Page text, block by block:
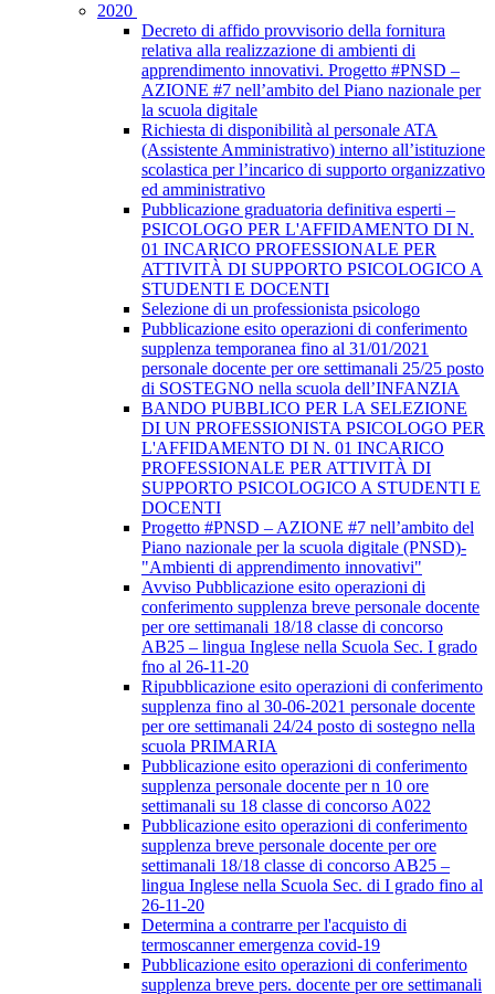
2020
Decreto di affido provvisorio della fornitura
relativa alla realizzazione di ambienti di
apprendimento innovativi. Progetto #PNSD –
AZIONE #7 nell’ambito del Piano nazionale per
la scuola digitale
Richiesta di disponibilità al personale ATA
(Assistente Amministrativo) interno all’istituzione
scolastica per l’incarico di supporto organizzativo
ed amministrativo
Pubblicazione graduatoria definitiva esperti –
PSICOLOGO PER L'AFFIDAMENTO DI N.
01 INCARICO PROFESSIONALE PER
ATTIVITÀ DI SUPPORTO PSICOLOGICO A
STUDENTI E DOCENTI
Selezione di un professionista psicologo
Pubblicazione esito operazioni di conferimento
supplenza temporanea fino al 31/01/2021
personale docente per ore settimanali 25/25 posto
di SOSTEGNO nella scuola dell’INFANZIA
BANDO PUBBLICO PER LA SELEZIONE
DI UN PROFESSIONISTA PSICOLOGO PER
L'AFFIDAMENTO DI N. 01 INCARICO
PROFESSIONALE PER ATTIVITÀ DI
SUPPORTO PSICOLOGICO A STUDENTI E
DOCENTI
Progetto #PNSD – AZIONE #7 nell’ambito del
Piano nazionale per la scuola digitale (PNSD)-
"Ambienti di apprendimento innovativi"
Avviso Pubblicazione esito operazioni di
conferimento supplenza breve personale docente
per ore settimanali 18/18 classe di concorso
AB25 – lingua Inglese nella Scuola Sec. I grado
fno al 26-11-20
Ripubblicazione esito operazioni di conferimento
supplenza fino al 30-06-2021 personale docente
per ore settimanali 24/24 posto di sostegno nella
scuola PRIMARIA
Pubblicazione esito operazioni di conferimento
supplenza personale docente per n 10 ore
settimanali su 18 classe di concorso A022
Pubblicazione esito operazioni di conferimento
supplenza breve personale docente per ore
settimanali 18/18 classe di concorso AB25 –
lingua Inglese nella Scuola Sec. di I grado fino al
26-11-20
Determina a contrarre per l'acquisto di
termoscanner emergenza covid-19
Pubblicazione esito operazioni di conferimento
supplenza breve pers. docente per ore settimanali